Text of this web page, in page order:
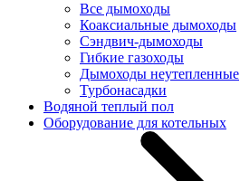
Все дымоходы
Коаксиальные дымоходы
Сэндвич-дымоходы
Гибкие газоходы
Дымоходы неутепленные
Турбонасадки
Водяной теплый пол
Оборудование для котельных